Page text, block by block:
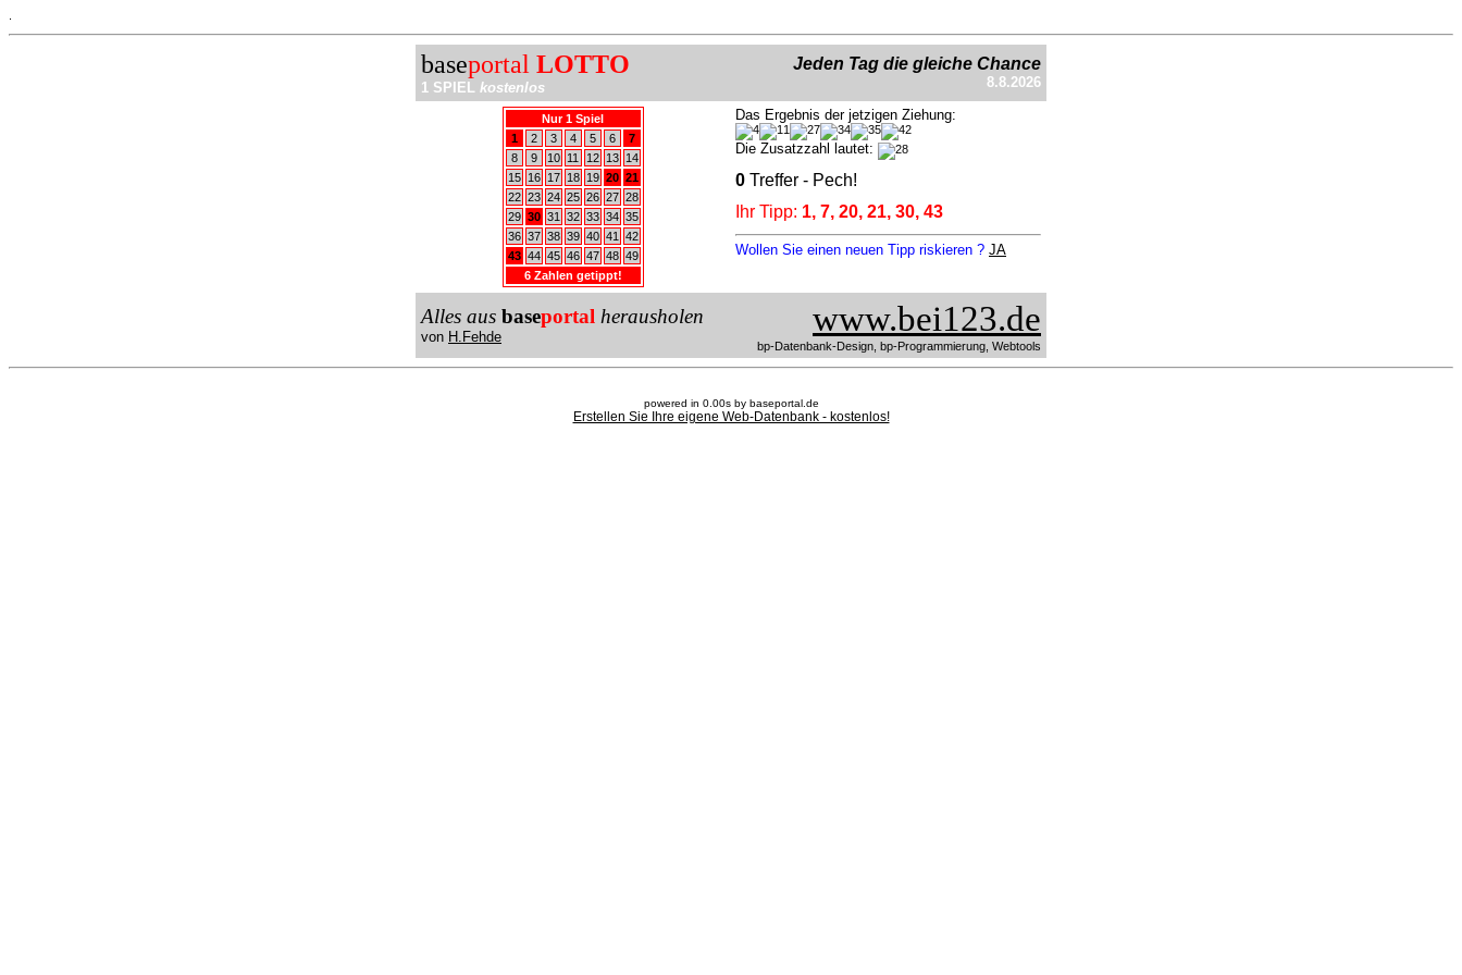
baseportal LOTTO
1 SPIEL kostenlos
Jeden Tag die gleiche Chance
8.8.2026
Nur 1 Spiel
1
2 3 4 5 6
7
8
9 10 11 12 13
14
15
16 17 18 19 20 21
22 23 24 25 26 27 28
29 30 31 32 33 34 35
36 37 38 39 40 41
42
43 44 45 46 47 48 49
6 Zahlen getippt!
Das Ergebnis der jetzigen Ziehung:
Die Zusatzzahl lautet:
0 Treffer - Pech!
Ihr Tipp: 1, 7, 20, 21, 30, 43
Wollen Sie einen neuen Tipp riskieren ? JA
Alles aus baseportal herausholen
von H.Fehde www.bei123.de
bp-Datenbank-Design, bp-Programmierung, Webtools
powered in 0.00s by baseportal.de
Erstellen Sie Ihre eigene Web-Datenbank - kostenlos!